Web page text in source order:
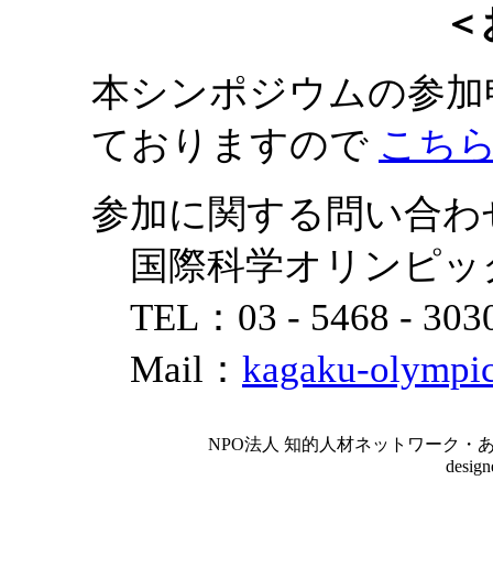
本シンポジウムの参
ておりますので こち
参加に関する問い合わ
国際科学オリンピッ
TEL：03 - 5468 -
Mail： kagaku-
NPO法人 知的人材ネットワーク・